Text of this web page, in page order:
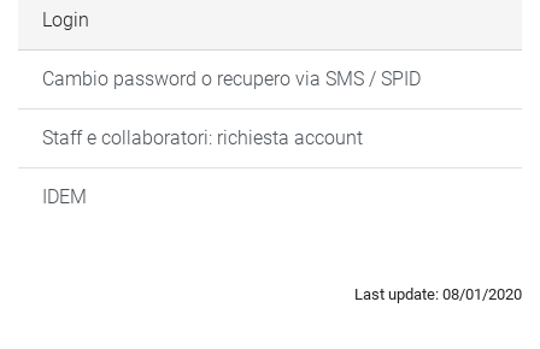
Login
Cambio password o recupero via SMS / SPID
Staff e collaboratori: richiesta account
IDEM
Last update: 08/01/2020